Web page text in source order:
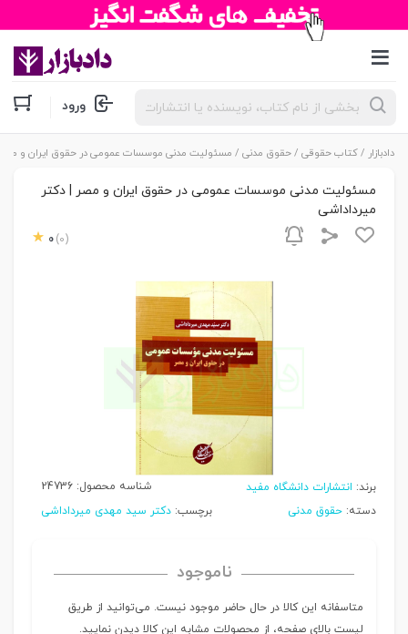
جستجوی
محصولات ورود
دادبازار /کتاب حقوقی /حقوق مدنی / مسئولیت مدنی موسسات عمومی در حقوق ایران و مصر
مسئولیت مدنی موسسات عمومی در حقوق ایران و مصر | دکتر
میرداداشی
0 (0)
برند: انتشارات دانشگاه مفید شناسه محصول: 24736
دسته: حقوق مدنی برچسب: دکتر سید مهدی میرداداشی
ناموجود
متاسفانه این کالا در حال حاضر موجود نیست. می‌توانید از طریق
لیست بالای صفحه، از محصولات مشابه این کالا دیدن نمایید.